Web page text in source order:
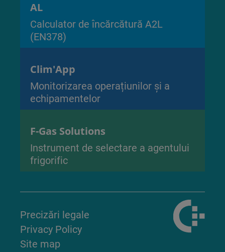
AL
Calculator de încărcătură A2L
(EN378)
Clim'App
Monitorizarea operațiunilor și a
echipamentelor
F-Gas Solutions
Instrument de selectare a agentului
frigorific
Precizări legale
Privacy Policy
Site map